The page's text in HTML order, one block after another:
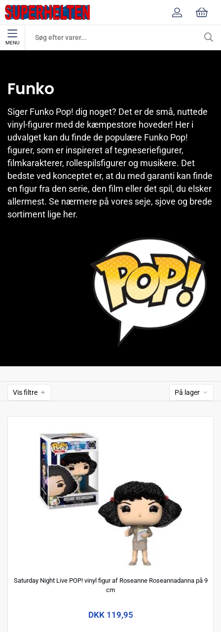
MENU
Funko
Siger Funko Pop! dig noget? Det er de små, nuttede
vinyl-figurer med de kæmpestore hoveder! Her i
udvalget kan du finde de populære Funko Pop!
figurer, som er inspireret af tegneseriefigurer,
filmkarakterer, rollespilsfigurer og musikere. Det
bedste ved konceptet er, at du med garanti kan finde
en figur fra den serie, den film eller det spil, du elsker
allermest. Se nærmere på vores seje, sjove og brede
sortiment lige her.
Vis filtre På lager
Saturday Night Live POP! vinyl figur af Roseanne Roseannadanna på 9
cm
DKK 119,95